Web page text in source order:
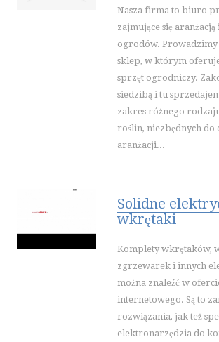
SPRZĘT MEDYCZNY
SOFTWARE
OPROGRAMOWANIE
STRONY INTERNETOWE
KONTAKT
Nasza firma to biuro
zajmujące się
ogrodów. Prowadzimy
sklep, w którym
sprzęt ogrodniczy.
siedzibą i tu
zakres różnego
roślin, niezbędnych do
aranżacji...
Solidne
wkrętaki
Komplety wkrętaków,
zgrzewarek i innych
można znaleźć w
internetowego. Są to
rozwiązania, jak też
elektronarzędzia do